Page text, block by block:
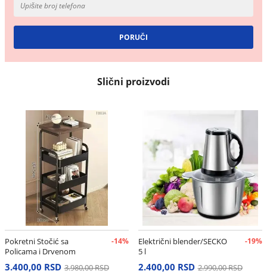
Slični proizvodi
Pokretni Stočić sa
Policama i Drvenom
Pločom – Višenamenska
-14%
3.400,00 RSD 3.980,00 RSD
Električni blender/SECKO
5 l
-19%
2.400,00 RSD 2.990,00 RSD